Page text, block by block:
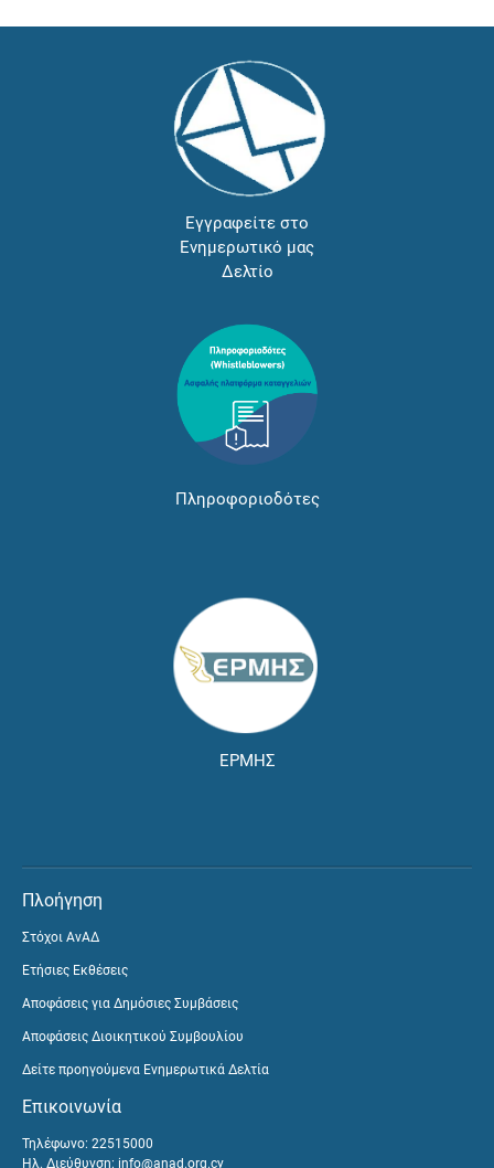
Εγγραφείτε στο
Ενημερωτικό μας
Δελτίο
Πληροφοριοδότες
ΕΡΜΗΣ
Πλοήγηση
Στόχοι ΑνΑΔ
Ετήσιες Εκθέσεις
Αποφάσεις για Δημόσιες Συμβάσεις
Αποφάσεις Διοικητικού Συμβουλίου
Δείτε προηγούμενα Ενημερωτικά Δελτία
Επικοινωνία
Τηλέφωνο: 22515000
Ηλ. Διεύθυνση: info@anad.org.cy